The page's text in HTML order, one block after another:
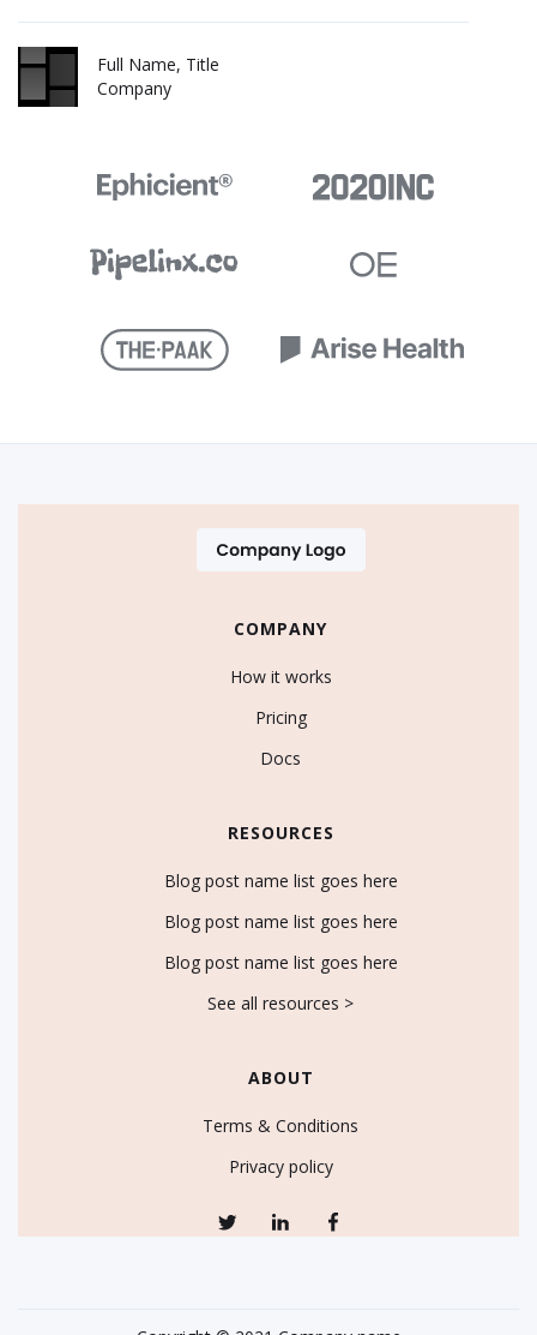
Full Name, Title
Company
COMPANY
How it works
Pricing
Docs
RESOURCES
Blog post name list goes here
Blog post name list goes here
Blog post name list goes here
See all resources >
ABOUT
Terms & Conditions
Privacy policy